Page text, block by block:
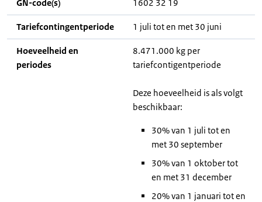
GN-code(s) 1602 32 19
Tariefcontingentperiode 1 juli tot en met 30 juni
Hoeveelheid en
periodes
8.471.000 kg per
tariefcontigentperiode
Deze hoeveelheid is als volgt
beschikbaar:
30% van 1 juli tot en
met 30 september
30% van 1 oktober tot
en met 31 december
20% van 1 januari tot en